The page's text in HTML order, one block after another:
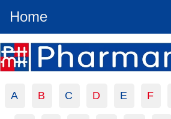
Home
A B C D E F